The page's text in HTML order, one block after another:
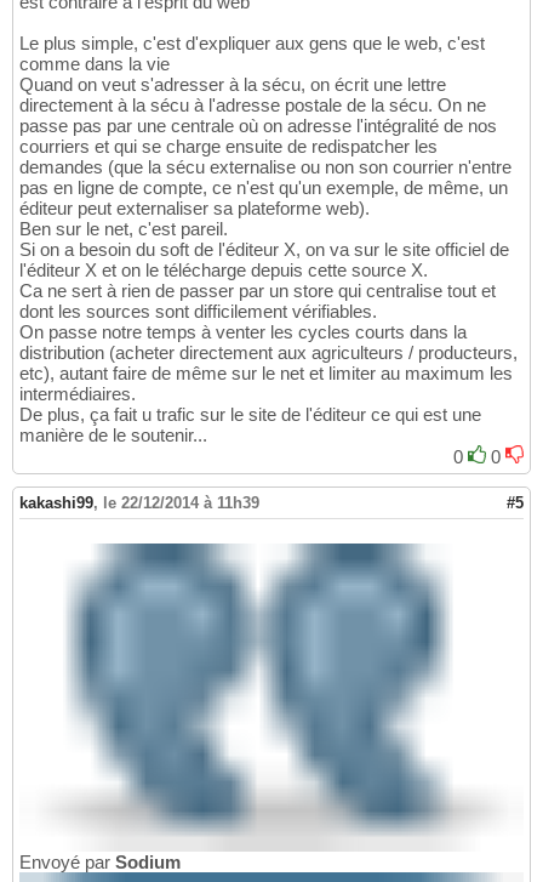
Le plus simple, c'est d'expliquer aux gens que le web, c'est
comme dans la vie
Quand on veut s'adresser à la sécu, on écrit une lettre
directement à la sécu à l'adresse postale de la sécu. On ne
passe pas par une centrale où on adresse l'intégralité de nos
courriers et qui se charge ensuite de redispatcher les
demandes (que la sécu externalise ou non son courrier n'entre
pas en ligne de compte, ce n'est qu'un exemple, de même, un
éditeur peut externaliser sa plateforme web).
Ben sur le net, c'est pareil.
Si on a besoin du soft de l'éditeur X, on va sur le site officiel de
l'éditeur X et on le télécharge depuis cette source X.
Ca ne sert à rien de passer par un store qui centralise tout et
dont les sources sont difficilement vérifiables.
On passe notre temps à venter les cycles courts dans la
distribution (acheter directement aux agriculteurs / producteurs,
etc), autant faire de même sur le net et limiter au maximum les
intermédiaires.
De plus, ça fait u trafic sur le site de l'éditeur ce qui est une
manière de le soutenir...
0
0
kakashi99, le 22/12/2014 à 11h39 #5
Envoyé par Sodium